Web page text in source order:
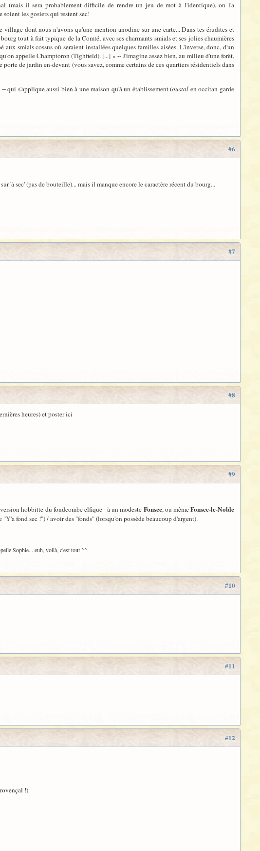
(mais il sera probablement difficile de rendre un jeu de mot à l'identique), on l'a
les gosiers qui restent sec!
dont nous n'avons qu'une mention anodine sur une carte... Dans tes érudites et
tout à fait typique de la Comté, avec ses charmants smials et ses jolies chaumières
smials cossus où seraient installées quelques familles aisées. L'inverse, donc, d'un
appelle Champtoron (Tighfield). [...] » -- J'imagine assez bien, au milieu d'une forêt,
de jardin en-devant (vous savez, comme certains de ces quartiers résidentiels dans
qui s'applique aussi bien à une maison qu'à un établissement (oustal en occitan garde
#6
'à sec' (pas de bouteille)... mais il manque encore le caractère récent du bourg...
#7
#8
heures) et poster ici
#9
hobbitte du fondcombe elfique - à un modeste Fonsec, ou mêmeFonsec-le-Noble
fond sec !") / avoir des "fonds" (lorsqu'on possède beaucoup d'argent).
Sophie... euh, voilà, c'est tout ^^.
#10
#11
#12
!)